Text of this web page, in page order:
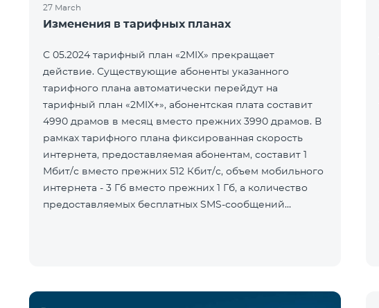
27 March
Изменения в тарифных планах
С 05.2024 тарифный план «2MIX» прекращает
действие. Существующие абоненты указанного
тарифного плана автоматически перейдут на
тарифный план «2MIX+», абонентская плата составит
4990 драмов в месяц вместо прежних 3990 драмов. В
рамках тарифного плана фиксированная скорость
интернета, предоставляемая абонентам, составит 1
Мбит/с вместо прежних 512 Кбит/с, объем мобильного
интернета - 3 Гб вместо прежних 1 Гб, а количество
предоставляемых бесплатных SMS-сообщений